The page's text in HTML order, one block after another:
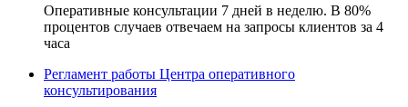
Оперативные консультации 7 дней в неделю. В 80%
процентов случаев отвечаем на запросы клиентов за 4
часа
Регламент работы Центра оперативного
консультирования